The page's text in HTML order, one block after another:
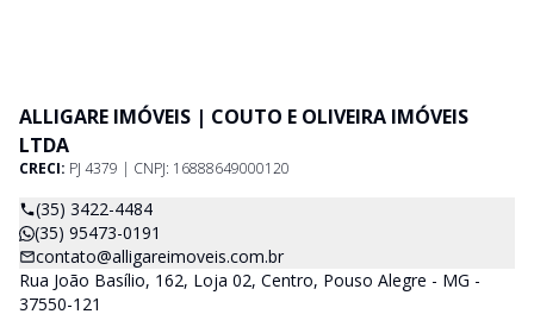
ALLIGARE IMÓVEIS | COUTO E OLIVEIRA IMÓVEIS
LTDA
CRECI: PJ 4379 | CNPJ: 16888649000120
(35) 3422-4484
(35) 95473-0191
contato@alligareimoveis.com.br
Rua João Basílio, 162, Loja 02, Centro, Pouso Alegre - MG -
37550-121